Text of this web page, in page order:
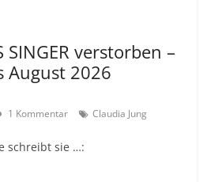
SINGER verstorben –
August 2026
1 Kommentar Claudia Jung
schreibt sie …: